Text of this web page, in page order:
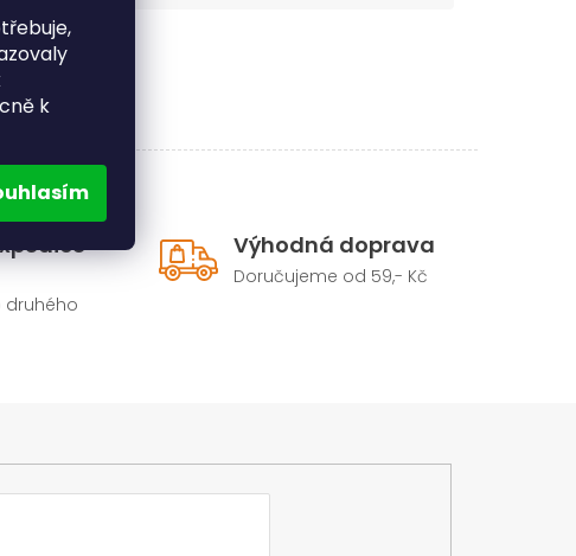
k
druhého
Výhodná doprava
Doručujeme od 59,- Kč